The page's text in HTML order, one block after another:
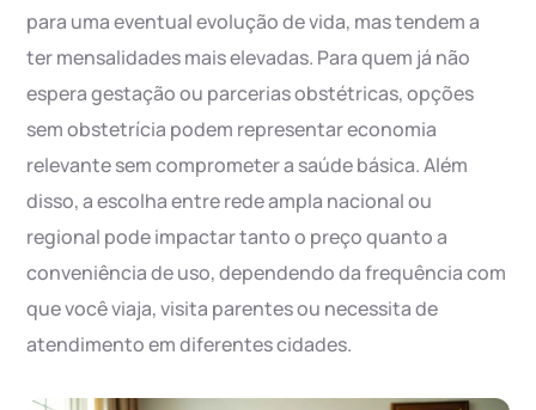
para uma eventual evolução de vida, mas tendem a
ter mensalidades mais elevadas. Para quem já não
espera gestação ou parcerias obstétricas, opções
sem obstetrícia podem representar economia
relevante sem comprometer a saúde básica. Além
disso, a escolha entre rede ampla nacional ou
regional pode impactar tanto o preço quanto a
conveniência de uso, dependendo da frequência com
que você viaja, visita parentes ou necessita de
atendimento em diferentes cidades.